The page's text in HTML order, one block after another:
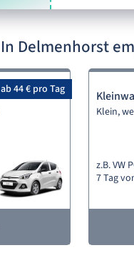
In Delmenhorst
ab 44 € pro Tag
Klein,
z.B. VW
7 Tag